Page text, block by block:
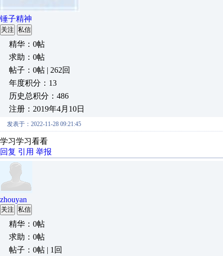
锤子精神
关注 私信
精华：0帖
求助：0帖
帖子：0帖 | 262回
年度积分：13
历史总积分：486
注册：2019年4月10日
发表于：2022-11-28 09:21:45
学习学习看看
回复 引用 举报
zhouyan
关注 私信
精华：0帖
求助：0帖
帖子：0帖 | 1回